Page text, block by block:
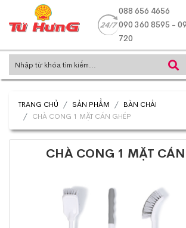
088 656 4656
090 360 8595 -
720
TRANG CHỦ SẢN PHẨM
BÀN CHẢI
CHÀ CONG 1 MẶT CÁN GHÉP
CHÀ CONG 1 MẶT